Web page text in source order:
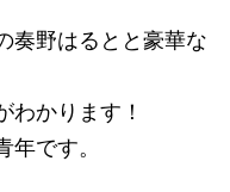
奏野はるとと豪華な
わかります！
です。